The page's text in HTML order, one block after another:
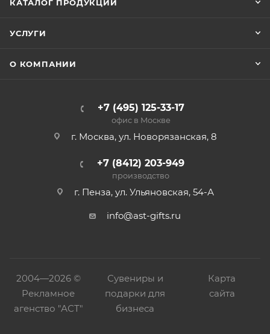
КАТАЛОГ ПРОДУКЦИИ
УСЛУГИ
О КОМПАНИИ
+7 (495) 125-33-17
офис в Москве
г. Москва, ул. Новорязанская, 8
+7 (8412) 203-949
производство
г. Пенза, ул. Ульяновская, 54-А
info@ast-gifts.ru
2004—2026 ©
Рекламное
агенство "АСТ"
Сувениры и
подарки для
бизнеса
Карта
сайта